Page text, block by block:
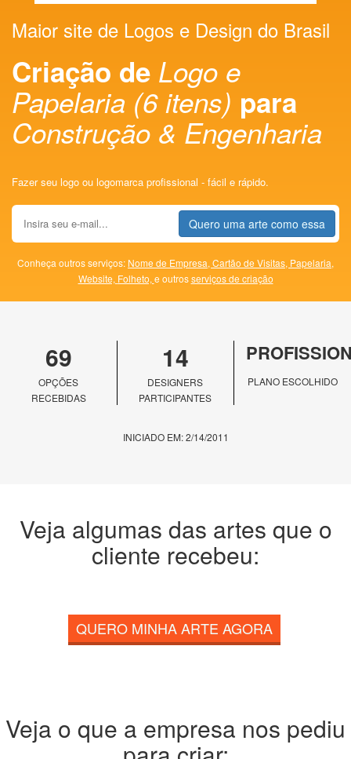
Maior site de Logos e Design do Brasil
Criação de Logo e
Papelaria (6 itens) para
Construção & Engenharia
Fazer seu logo ou logomarca profissional - fácil e rápido.
Quero uma arte como essa
Conheça outros serviços: Nome de Empresa, Cartão de Visitas, Papelaria,
Website, Folheto, e outrosserviços de criação
69
OPÇÕES
RECEBIDAS
14
DESIGNERS
PARTICIPANTES
PLANO ESCOLHIDO
INICIADO EM: 2/14/2011
Veja algumas das artes que o
cliente recebeu:
QUERO MINHA ARTE AGORA
Veja o que a empresa nos pediu